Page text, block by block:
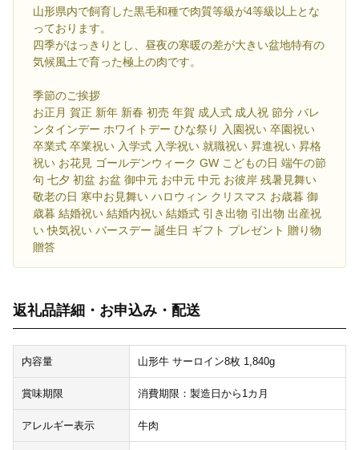
山形県内で飼育した黒毛和種で肉質等級が4等級以上とな
っております。
四季がはっきりとし、昼夜の寒暖の差が大きい盆地特有の
気候風土で育った極上の肉です。
季節のご挨拶
お正月 賀正 新年 新春 初売 年賀 成人式 成人祝 節分 バレ
ンタインデー ホワイトデー ひな祭り 入園祝い 卒園祝い
卒業式 卒業祝い 入学式 入学祝い 就職祝い 昇進祝い 昇格
祝い お花見 ゴールデンウィーク GW こどもの日 端午の節
句 七夕 初盆 お盆 御中元 お中元 中元 お彼岸 残暑見舞い
敬老の日 寒中お見舞い ハロウィン クリスマス お歳暮 御
歳暮 結婚祝い 結婚内祝い 結婚式 引き出物 引出物 出産祝
い 快気祝い バースデー 誕生日 ギフト プレゼント 贈り物
贈答
返礼品詳細・お申込み・配送
内容量 山形牛 サーロイン8枚 1,840g
賞味期限 消費期限：製造日から1カ月
アレルギー表示 牛肉